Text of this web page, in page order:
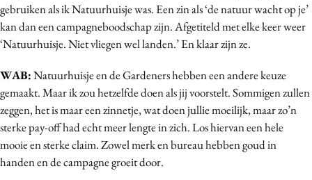
gebruiken als ik Natuurhuisje was. Een zin als ‘de natuur wacht op je’
kan dan een campagneboodschap zijn. Afgetiteld met elke keer weer
‘Natuurhuisje. Niet vliegen wel landen.’ En klaar zijn ze.
WAB:Natuurhuisje en de Gardeners hebben een andere keuze
gemaakt. Maar ik zou hetzelfde doen als jij voorstelt. Sommigen zullen
zeggen, het is maar een zinnetje, wat doen jullie moeilijk, maar zo’n
sterke pay-off had echt meer lengte in zich. Los hiervan een hele
mooie en sterke claim. Zowel merk en bureau hebben goud in
handen en de campagne groeit door.